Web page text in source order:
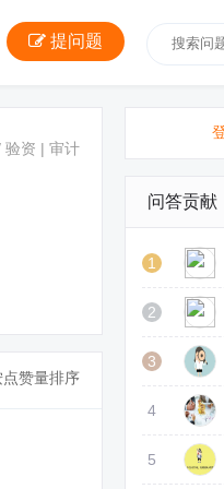
提问题
验资 | 审计
点赞量排序
问答贡献
1
2
3
4
5